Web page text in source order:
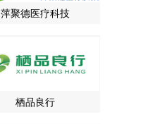
萍聚德医疗科技
栖品良行